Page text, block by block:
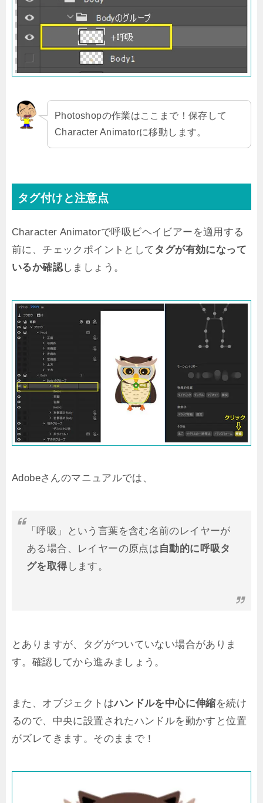
Photoshopの作業はここまで！保存して
Character Animatorに移動します。
タグ付けと注意点
Character Animatorで呼吸ビヘイビアーを適用する
前に、チェックポイントとしてタグが有効になって
いるか確認しましょう。
Adobeさんのマニュアルでは、
「呼吸」という言葉を含む名前のレイヤーが
ある場合、レイヤーの原点は自動的に呼吸タ
グを取得 します。
とありますが、タグがついていない場合がありま
す。確認してから進みましょう。
また、オブジェクトはハンドルを中心に伸縮を続け
るので、中央に設置されたハンドルを動かすと位置
がズレてきます。そのままで！